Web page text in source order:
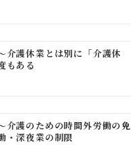
介護休業とは別に「介護休
もある
介護のための時間外労働の免
・深夜業の制限